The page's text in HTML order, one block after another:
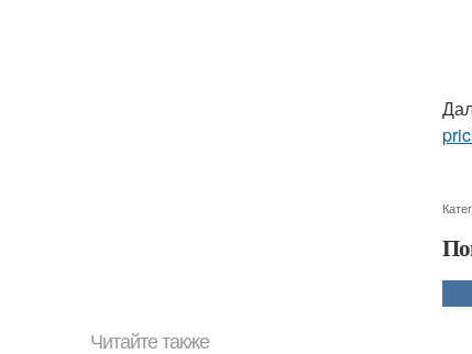
Читайте также